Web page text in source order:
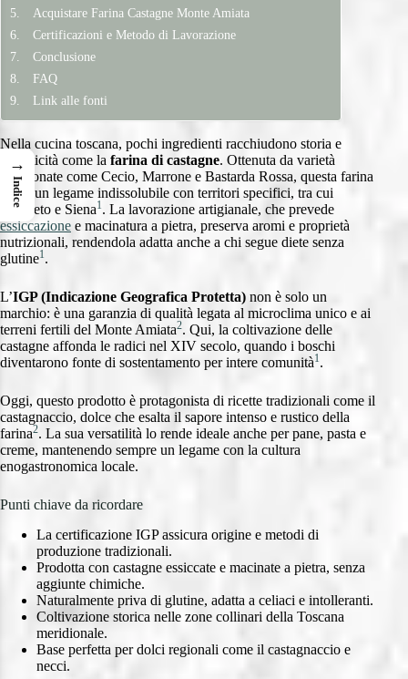
Acquistare Farina Castagne Monte Amiata
Certificazioni e Metodo di Lavorazione
Conclusione
FAQ
Link alle fonti
Nella cucina toscana, pochi ingredienti racchiudono storia e
autenticità come la farina di castagne. Ottenuta da varietà
selezionate come Cecio, Marrone e Bastarda Rossa, questa farina
vanta un legame indissolubile con territori specifici, tra cui
Grosseto e Siena1. La lavorazione artigianale, che prevede
essiccazione e macinatura a pietra, preserva aromi e proprietà
nutrizionali, rendendola adatta anche a chi segue diete senza
glutine1.
L’IGP (Indicazione Geografica Protetta) non è solo un
marchio: è una garanzia di qualità legata al microclima unico e ai
terreni fertili del Monte Amiata2. Qui, la coltivazione delle
castagne affonda le radici nel XIV secolo, quando i boschi
diventarono fonte di sostentamento per intere comunità1.
Oggi, questo prodotto è protagonista di ricette tradizionali come il
castagnaccio, dolce che esalta il sapore intenso e rustico della
farina2. La sua versatilità lo rende ideale anche per pane, pasta e
creme, mantenendo sempre un legame con la cultura
enogastronomica locale.
Punti chiave da ricordare
La certificazione IGP assicura origine e metodi di
produzione tradizionali.
Prodotta con castagne essiccate e macinate a pietra, senza
aggiunte chimiche.
Naturalmente priva di glutine, adatta a celiaci e intolleranti.
Coltivazione storica nelle zone collinari della Toscana
meridionale.
Base perfetta per dolci regionali come il castagnaccio e
necci.
→
Indice